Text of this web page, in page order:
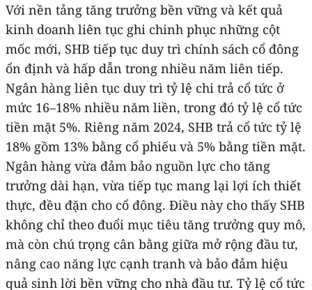
Với nền tảng tăng trưởng bền vững và kết quả
kinh doanh liên tục ghi chinh phục những cột
mốc mới, SHB tiếp tục duy trì chính sách cổ đông
ổn định và hấp dẫn trong nhiều năm liên tiếp.
Ngân hàng liên tục duy trì tỷ lệ chi trả cổ tức ở
mức 16–18% nhiều năm liền, trong đó tỷ lệ cổ tức
tiền mặt 5%. Riêng năm 2024, SHB trả cổ tức tỷ lệ
18% gồm 13% bằng cổ phiếu và 5% bằng tiền mặt.
Ngân hàng vừa đảm bảo nguồn lực cho tăng
trưởng dài hạn, vừa tiếp tục mang lại lợi ích thiết
thực, đều đặn cho cổ đông. Điều này cho thấy SHB
không chỉ theo đuổi mục tiêu tăng trưởng quy mô,
mà còn chú trọng cân bằng giữa mở rộng đầu tư,
nâng cao năng lực cạnh tranh và bảo đảm hiệu
quả sinh lời bền vững cho nhà đầu tư. Tỷ lệ cổ tức